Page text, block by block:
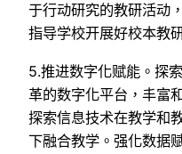
于行动研究的教研活动
指导学校开展好校本教
5.推进数字化赋能。探
革的数字化平台，丰富
探索信息技术在教学和
下融合教学。强化数据